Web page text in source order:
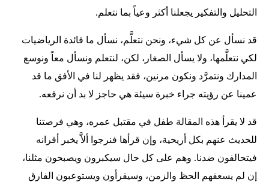
التحليل والتفكير يجعلنا أكثر وعياً بما نتعلم.
قد نسأل عن كل شيء، ونحن نتعلَّم، نسأل ما فائدة الرياضيات
لكي نتعلَّمها، ولا يسأل الصغار، لكن، لنتعلم ونسأل معاً ونوسع
المدارك ونتمرَّد ونكون مرنين، فقد يظهر لنا في الأفق ما قد
عمينا عن رؤيته جراء خبرة سيئة هي حاجز لا بد أن نرفعه.
قد لا يقرأ هذه المقالة طفل في مقتبل عمره، وهي فرصتنا
للحديث عنهم بكل أريحية، وإن قرأها فنرجوا ألاَّ يخبر أقرانه
فيتحالفون ضدنا. وهم على كل حال سيكبرون ويصبحون مثلنا،
إن لم يسعفهم الحظ والزمن، وسيقرأون ويستوعبون الفارق